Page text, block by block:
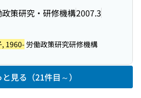
政策研究・研修機構2007.3
, 1960- 労働政策研究研修機構
見る（21件目～）